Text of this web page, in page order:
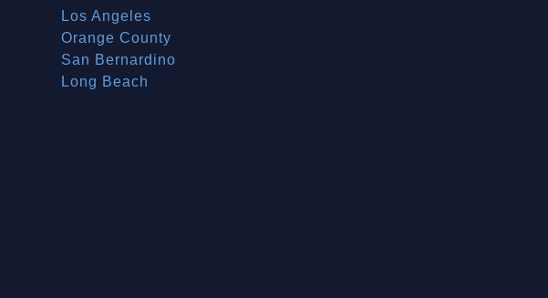
Los Angeles
Orange County
San Bernardino
Long Beach